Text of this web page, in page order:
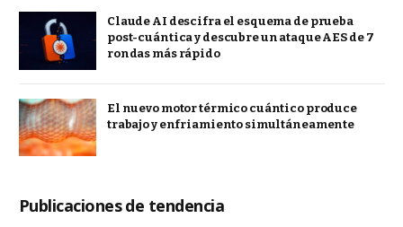
Claude AI descifra el esquema de prueba
post-cuántica y descubre un ataque AES de 7
rondas más rápido
El nuevo motor térmico cuántico produce
trabajo y enfriamiento simultáneamente
Publicaciones de tendencia